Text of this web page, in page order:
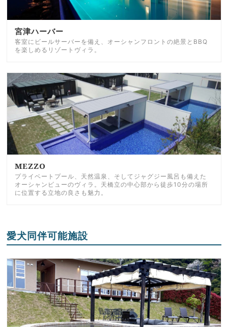
宮津ハーバー
客室にビールサーバーを備え、オーシャンフロントの絶景とBBQ
を楽しめるリゾートヴィラ。
MEZZO
プライベートプール、天然温泉、そしてジャグジー風呂も備えた
オーシャンビューのヴィラ。天橋立の中心部から徒歩10分の場所
に位置する立地の良さも魅力。
愛犬同伴可能施設